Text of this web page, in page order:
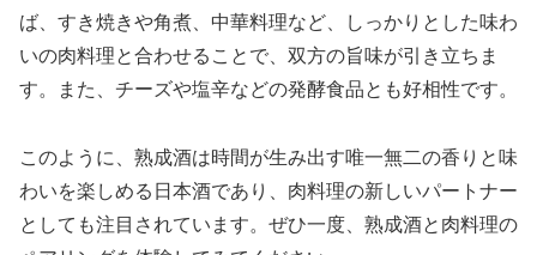
ば、すき焼きや角煮、中華料理など、しっかりとした味わ
いの肉料理と合わせることで、双方の旨味が引き立ちま
す。また、チーズや塩辛などの発酵食品とも好相性です。
このように、熟成酒は時間が生み出す唯一無二の香りと味
わいを楽しめる日本酒であり、肉料理の新しいパートナー
としても注目されています。ぜひ一度、熟成酒と肉料理の